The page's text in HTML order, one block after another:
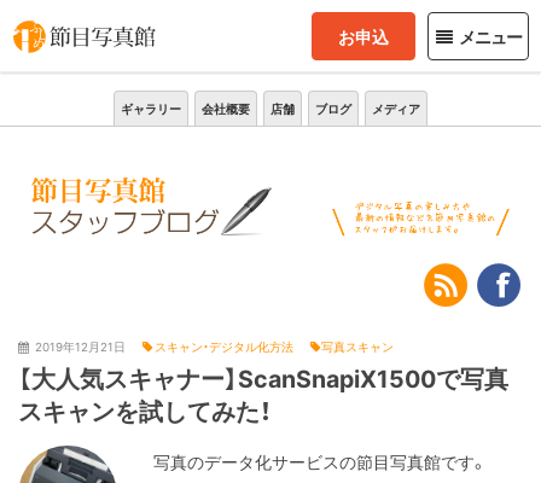
メニュー
お申込
ギャラリー 会社概要 店舗 ブログ メディア
2019年12月21日 スキャン・デジタル化方法 写真スキャン
【大人気スキャナー】ScanSnapiX1500で写真
スキャンを試してみた！
写真のデータ化サービスの節目写真館です。